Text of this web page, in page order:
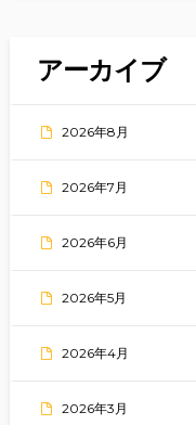
アーカイブ
2026年8月
2026年7月
2026年6月
2026年5月
2026年4月
2026年3月